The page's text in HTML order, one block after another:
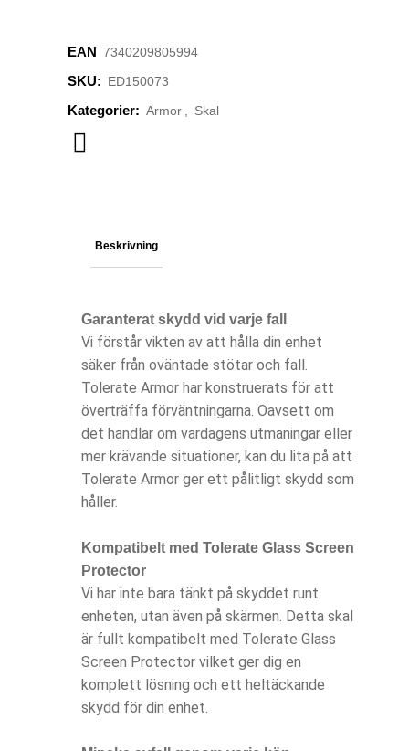
EAN ‌7340209805994
SKU: ED150073
Kategorier: Armor Skal
Beskrivning
Garanterat skydd vid varje fall
Vi förstår vikten av att hålla din enhet
säker från oväntade stötar och fall.
Tolerate Armor har konstruerats för att
överträffa förväntningarna. Oavsett om
det handlar om vardagens utmaningar eller
mer krävande situationer, kan du lita på att
Tolerate Armor ger ett pålitligt skydd som
håller.
Kompatibelt med Tolerate Glass Screen
Protector
Vi har inte bara tänkt på skyddet runt
enheten, utan även på skärmen. Detta skal
är fullt kompatibelt med Tolerate Glass
Screen Protector vilket ger dig en
komplett lösning och ett heltäckande
skydd för din enhet.